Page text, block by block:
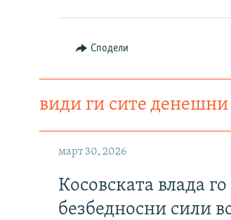
Сподели
види ги сите денешни
март 30, 2026
Косовската влада
безбедносни сили